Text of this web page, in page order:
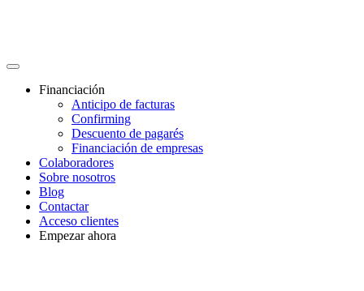
Financiación
Anticipo de facturas
Confirming
Descuento de pagarés
Financiación de empresas
Colaboradores
Sobre nosotros
Blog
Contactar
Acceso clientes
Empezar ahora